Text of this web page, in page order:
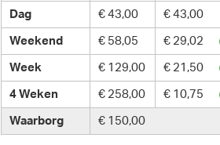
Dag € 43,00 € 43,00
Weekend € 58,05 € 29,02
Week € 129,00 € 21,50
4 Weken € 258,00 € 10,75
Waarborg € 150,00